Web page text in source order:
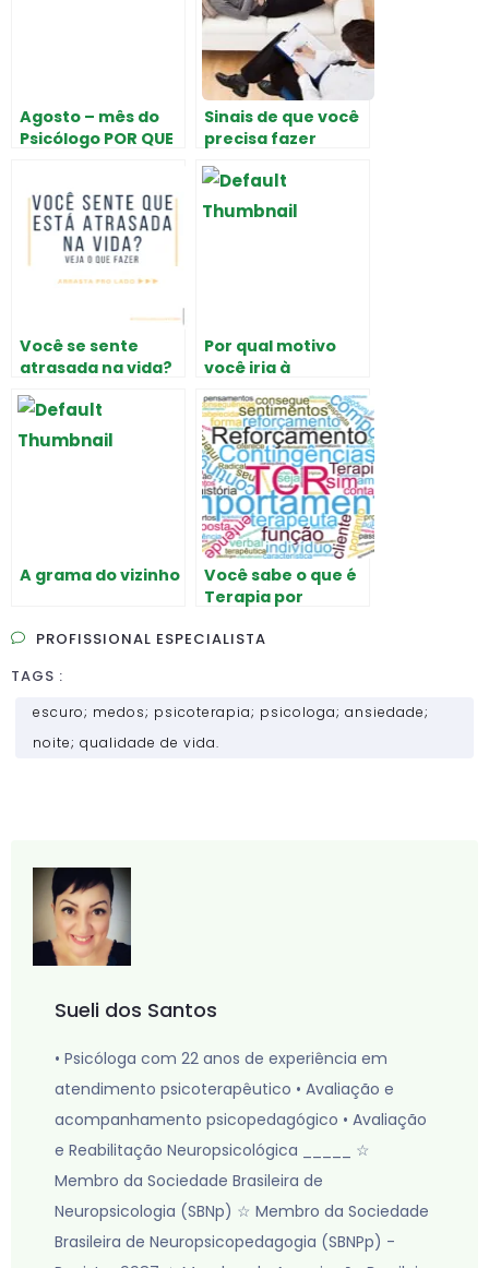
Agosto – mês do
Psicólogo POR QUE
UMA CONVERSA”?
Sinais de que você
precisa fazer
procurar a ajuda
de um psicólogo
Você se sente
atrasada na vida?
Por qual motivo
você iria à
A grama do vizinho
Você sabe o que é
Terapia por
Reforçamento?
PROFISSIONAL ESPECIALISTA
TAGS :
escuro; medos; psicoterapia; psicologa; ansiedade;
noite; qualidade de vida.
Sueli dos Santos
• Psicóloga com 22 anos de experiência em
atendimento psicoterapêutico • Avaliação e
acompanhamento psicopedagógico • Avaliação
e Reabilitação Neuropsicológica _____ ☆
Membro da Sociedade Brasileira de
Neuropsicologia (SBNp) ☆ Membro da Sociedade
Brasileira de Neuropsicopedagogia (SBNPp) -